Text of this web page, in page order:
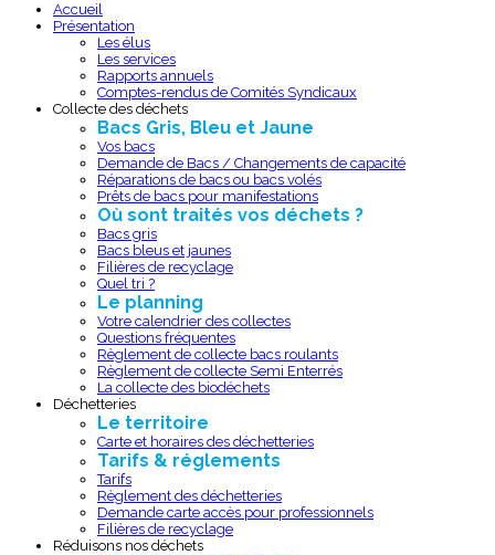
Accueil
Présentation
Les élus
Les services
Rapports annuels
Comptes-rendus de Comités Syndicaux
Collecte des déchets
Bacs Gris, Bleu et Jaune
Vos bacs
Demande de Bacs / Changements de capacité
Réparations de bacs ou bacs volés
Prêts de bacs pour manifestations
Où sont traités vos déchets ?
Bacs gris
Bacs bleus et jaunes
Filières de recyclage
Quel tri ?
Le planning
Votre calendrier des collectes
Questions fréquentes
Règlement de collecte bacs roulants
Règlement de collecte Semi Enterrés
La collecte des biodéchets
Déchetteries
Le territoire
Carte et horaires des déchetteries
Tarifs & réglements
Tarifs
Règlement des déchetteries
Demande carte accès pour professionnels
Filières de recyclage
Réduisons nos déchets